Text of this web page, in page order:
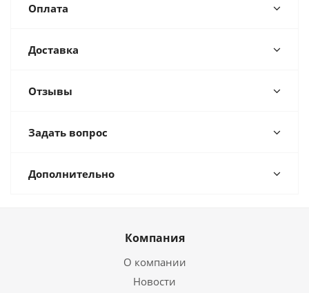
Оплата
Доставка
Отзывы
Задать вопрос
Дополнительно
Компания
О компании
Новости